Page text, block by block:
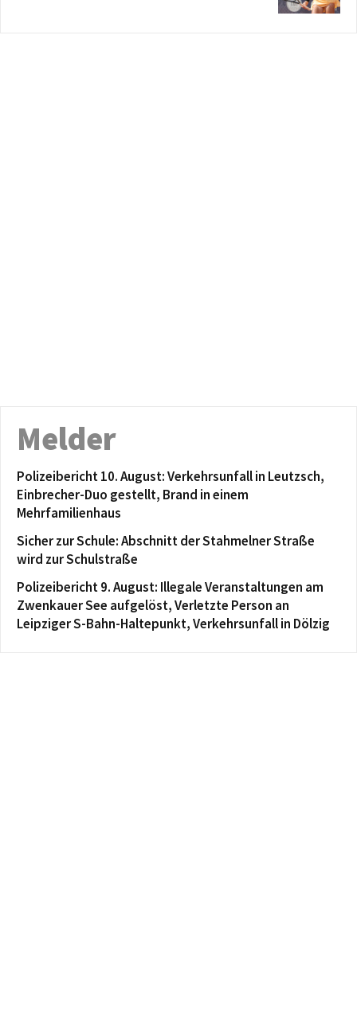
Melder
Polizeibericht 10. August: Verkehrsunfall in Leutzsch,
Einbrecher-Duo gestellt, Brand in einem
Mehrfamilienhaus
Sicher zur Schule: Abschnitt der Stahmelner Straße
wird zur Schulstraße
Polizeibericht 9. August: Illegale Veranstaltungen am
Zwenkauer See aufgelöst, Verletzte Person an
Leipziger S-Bahn-Haltepunkt, Verkehrsunfall in Dölzig